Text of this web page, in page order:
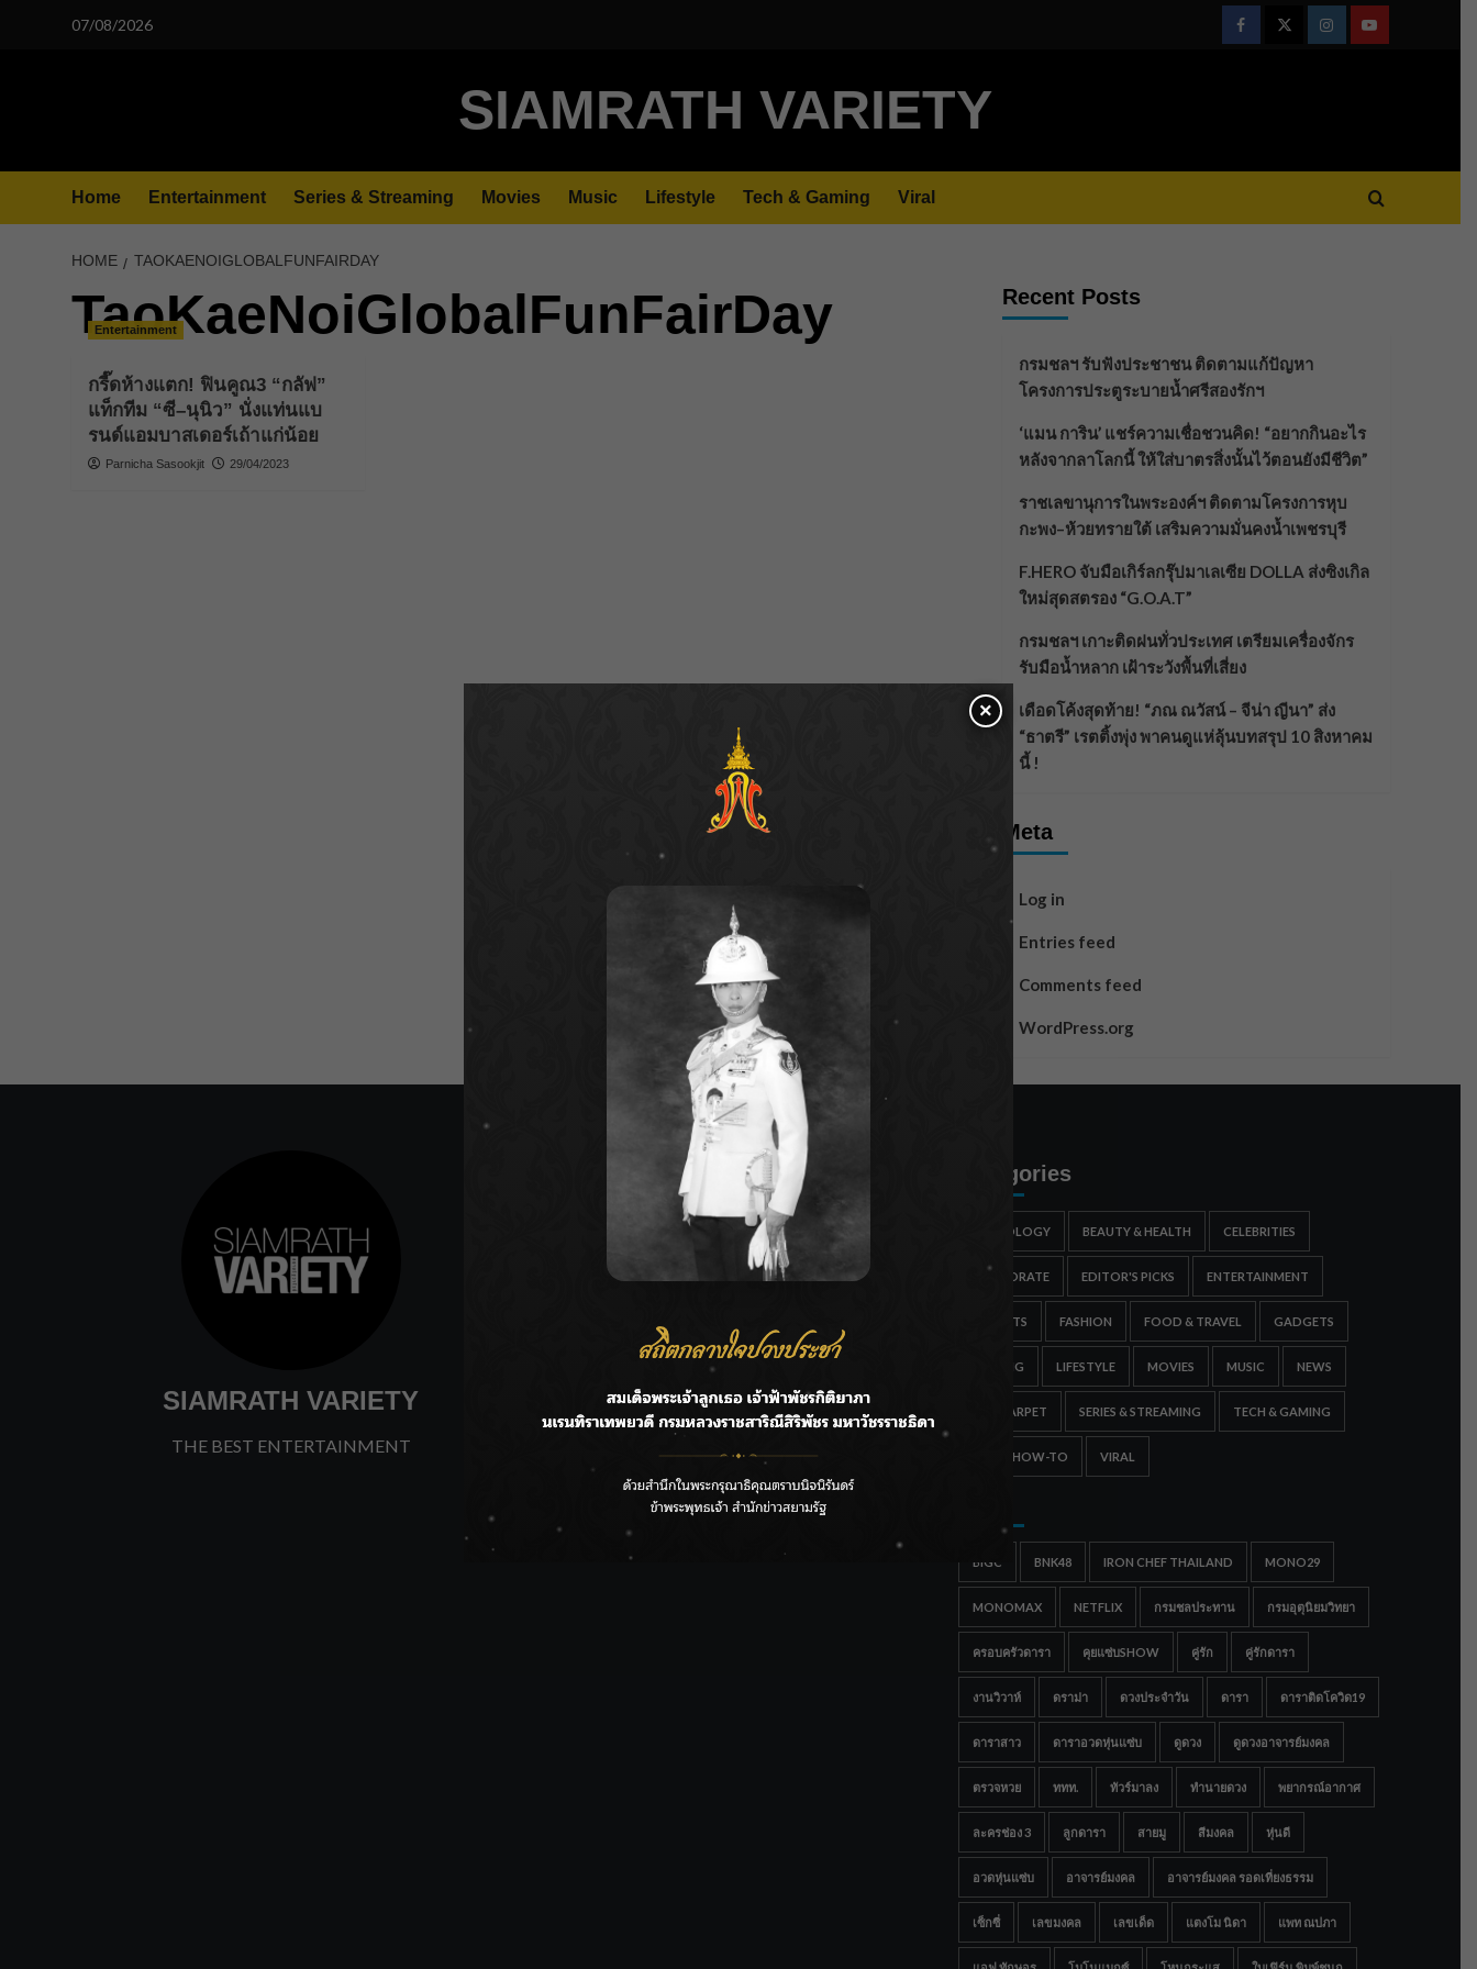
07/08/2026
FacebookTwitterInstagramYoutube
SIAMRATH VARIETY
Home Entertainment Series & Streaming Movies Music Lifestyle Tech & Gaming Viral
HOME TAOKAENOIGLOBALFUNFAIRDAY
TaoKaeNoiGlobalFunFairDay
Entertainment
กรี๊ดห้างแตก! ฟินคูณ3 “กลัฟ”
แท็กทีม “ซี–นุนิว” นั่งแท่นแบ
รนด์แอมบาสเดอร์เถ้าแก่น้อย
Parnicha Sasookjit 29/04/2023
Recent Posts
กรมชลฯ รับฟังประชาชน ติดตามแก้ปัญหา
โครงการประตูระบายน้ำศรีสองรักฯ
‘แมน การิน’ แชร์ความเชื่อชวนคิด! “อยากกินอะไร
หลังจากลาโลกนี้ ให้ใส่บาตรสิ่งนั้นไว้ตอนยังมีชีวิต”
ราชเลขานุการในพระองค์ฯ ติดตามโครงการหุบ
กะพง–ห้วยทรายใต้ เสริมความมั่นคงน้ำเพชรบุรี
F.HERO จับมือเกิร์ลกรุ๊ปมาเลเซีย DOLLA ส่งซิงเกิล
ใหม่สุดสตรอง “G.O.A.T”
กรมชลฯ เกาะติดฝนทั่วประเทศ เตรียมเครื่องจักร
รับมือน้ำหลาก เฝ้าระวังพื้นที่เสี่ยง
เดือดโค้งสุดท้าย! “ภณ ณวัสน์ – จีน่า ญีนา” ส่ง
“ธาตรี” เรตติ้งพุ่ง พาคนดูแห่ลุ้นบทสรุป 10 สิงหาคม
นี้ !
Meta
Log in
Entries feed
Comments feed
WordPress.org
SIAMRATH VARIETY
THE BEST ENTERTAINMENT
กรมชลฯ รับฟังประชาชน ติดตามแก้ปัญหาโครงการประตู
ลาโลกนี้ ให้ใส่บาตรสิ่งนั้นไว้ตอนยังมีชีวิต”
ราชเลขานุการในพระองค์ฯ ติดตามโครงการหุบกะพง–ห้วย
ทรายใต้ เสริมความมั่นคงน้ำเพชรบุรี
ตรอง “G.O.A.T”
กรมชลฯ เกาะติดฝนทั่วประเทศ เตรียมเครื่องจักรรับมือน้ำ
Categories
ASTROLOGY BEAUTY & HEALTH CELEBRITIES
CORPORATE EDITOR'S PICKS ENTERTAINMENT
ESPORTS FASHION FOOD & TRAVEL GADGETS
GAMING LIFESTYLE MOVIES MUSIC NEWS
RED CARPET SERIES & STREAMING TECH & GAMING
TIPS & HOW-TO VIRAL
BIGC BNK48 IRON CHEF THAILAND MONO29
MONOMAX NETFLIX กรมชลประทาน กรมอุตุนิยมวิทยา
ครอบครัวดารา คุยแซ่บSHOW คู่รัก คู่รักดารา
งานวิวาห์ ดราม่า ดวงประจำวัน ดารา ดาราติดโควิด19
ดาราสาว ดาราอวดหุ่นแซ่บ ดูดวง ดูดวงอาจารย์มงคล
ตรวจหวย ททท. ทัวร์มาลง ทำนายดวง พยากรณ์อากาศ
ละครช่อง 3 ลูกดารา สายมู สีมงคล หุ่นดี
อวดหุ่นแซ่บ อาจารย์มงคล อาจารย์มงคล รอดเที่ยงธรรม
เซ็กซี่ เลขมงคล เลขเด็ด แตงโม นิดา แพท ณปภา
×